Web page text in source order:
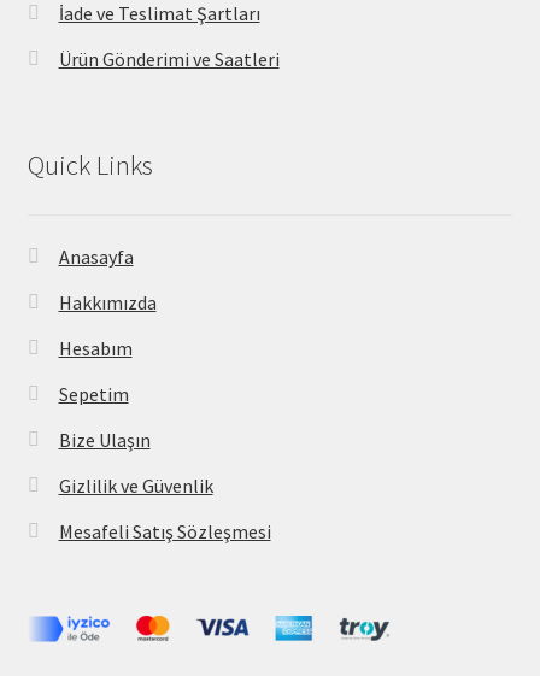
İade ve Teslimat Şartları
Ürün Gönderimi ve Saatleri
Quick Links
Anasayfa
Hakkımızda
Hesabım
Sepetim
Bize Ulaşın
Gizlilik ve Güvenlik
Mesafeli Satış Sözleşmesi